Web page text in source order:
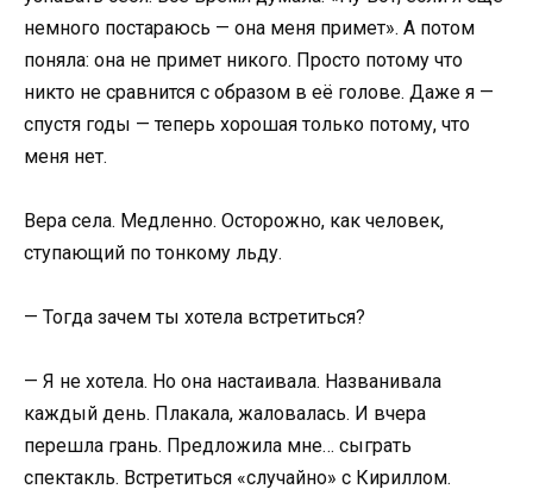
немного постараюсь — она меня примет». А потом
поняла: она не примет никого. Просто потому что
никто не сравнится с образом в её голове. Даже я —
спустя годы — теперь хорошая только потому, что
меня нет.
Вера села. Медленно. Осторожно, как человек,
ступающий по тонкому льду.
— Тогда зачем ты хотела встретиться?
— Я не хотела. Но она настаивала. Названивала
каждый день. Плакала, жаловалась. И вчера
перешла грань. Предложила мне… сыграть
спектакль. Встретиться «случайно» с Кириллом.